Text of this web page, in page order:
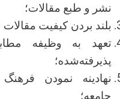
نشر و طبع مقالات؛
بلند بردن کیفیت
تعهد به وظیفه
پذیرفته‌شده؛
نهادینه نمودن
جامعه؛